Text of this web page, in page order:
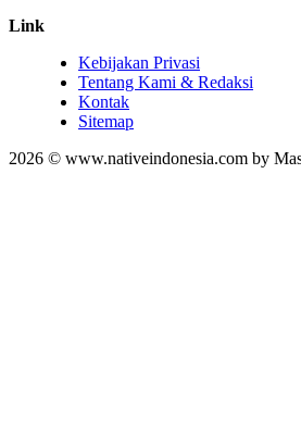
Link
Kebijakan Privasi
Tentang Kami & Redaksi
Kontak
Sitemap
2026 © www.nativeindonesia.com by